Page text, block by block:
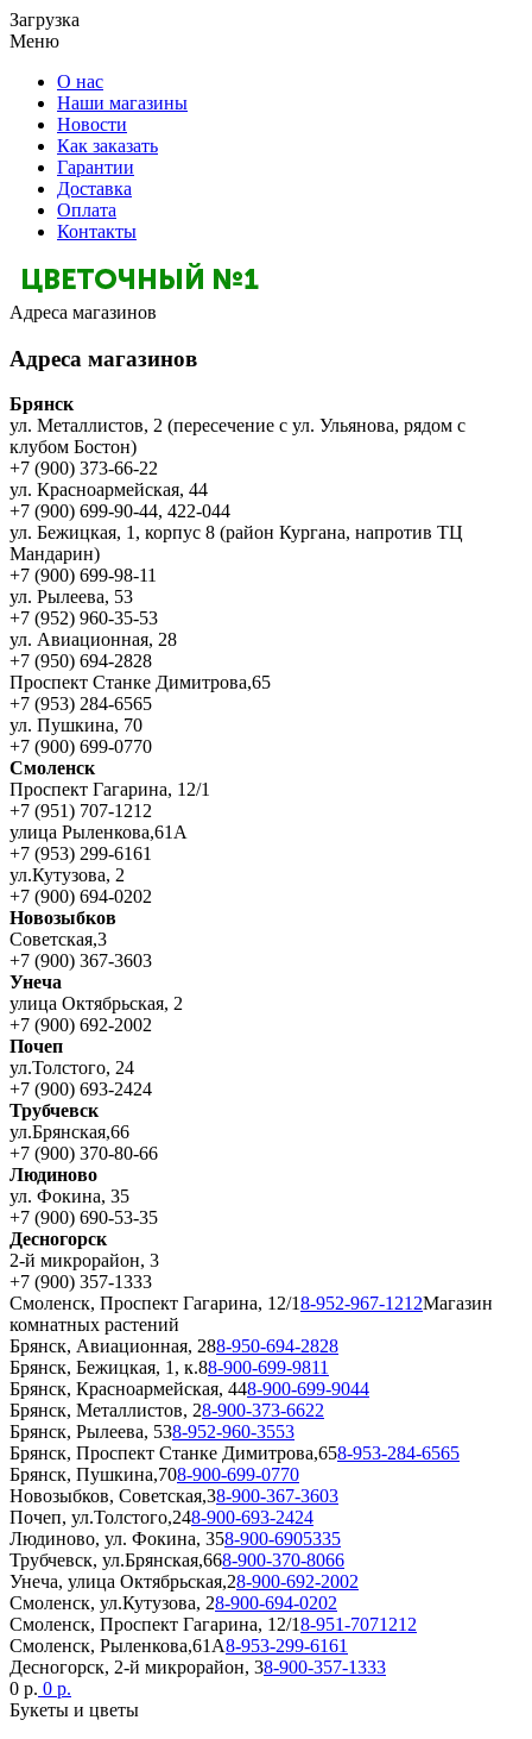
Загрузка
Меню
О нас
Наши магазины
Новости
Как заказать
Гарантии
Доставка
Оплата
Контакты
Адреса магазинов
Адреса магазинов
Брянск
ул. Металлистов, 2 (пересечение с ул. Ульянова, рядом с
клубом Бостон)
+7 (900) 373-66-22
ул. Красноармейская, 44
+7 (900) 699-90-44, 422-044
ул. Бежицкая, 1, корпус 8 (район Кургана, напротив ТЦ
Мандарин)
+7 (900) 699-98-11
ул. Рылеева, 53
+7 (952) 960-35-53
ул. Авиационная, 28
+7 (950) 694-2828
Проспект Станке Димитрова,65
+7 (953) 284-6565
ул. Пушкина, 70
+7 (900) 699-0770
Смоленск
Проспект Гагарина, 12/1
+7 (951) 707-1212
улица Рыленкова,61А
+7 (953) 299-6161
ул.Кутузова, 2
+7 (900) 694-0202
Новозыбков
Советская,3
+7 (900) 367-3603
Унеча
улица Октябрьская, 2
+7 (900) 692-2002
Почеп
ул.Толстого, 24
+7 (900) 693-2424
Трубчевск
ул.Брянская,66
+7 (900) 370-80-66
Людиново
ул. Фокина, 35
+7 (900) 690-53-35
Десногорск
2-й микрорайон, 3
+7 (900) 357-1333
Смоленск, Проспект Гагарина, 12/18-952-967-1212Магазин
комнатных растений
Брянск, Авиационная, 288-950-694-2828
Брянск, Бежицкая, 1, к.88-900-699-9811
Брянск, Красноармейская, 448-900-699-9044
Брянск, Металлистов, 28-900-373-6622
Брянск, Рылеева, 538-952-960-3553
Брянск, Проспект Станке Димитрова,658-953-284-6565
Брянск, Пушкина,708-900-699-0770
Новозыбков, Советская,38-900-367-3603
Почеп, ул.Толстого,248-900-693-2424
Людиново, ул. Фокина, 358-900-6905335
Трубчевск, ул.Брянская,668-900-370-8066
Унеча, улица Октябрьская,28-900-692-2002
Смоленск, ул.Кутузова, 28-900-694-0202
Смоленск, Проспект Гагарина, 12/18-951-7071212
Смоленск, Рыленкова,61А8-953-299-6161
Десногорск, 2-й микрорайон, 38-900-357-1333
0 р. 0 р.
Букеты и цветы